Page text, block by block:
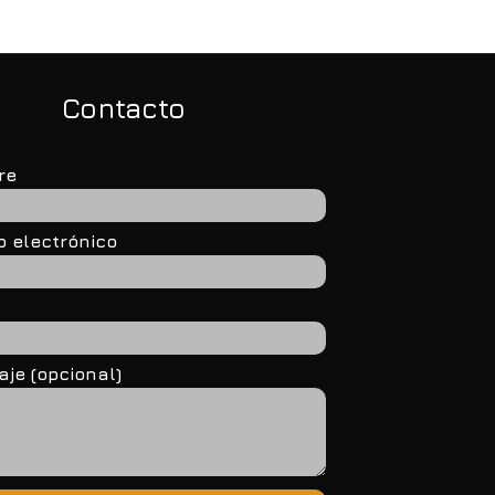
Contacto
electrónico
(opcional)